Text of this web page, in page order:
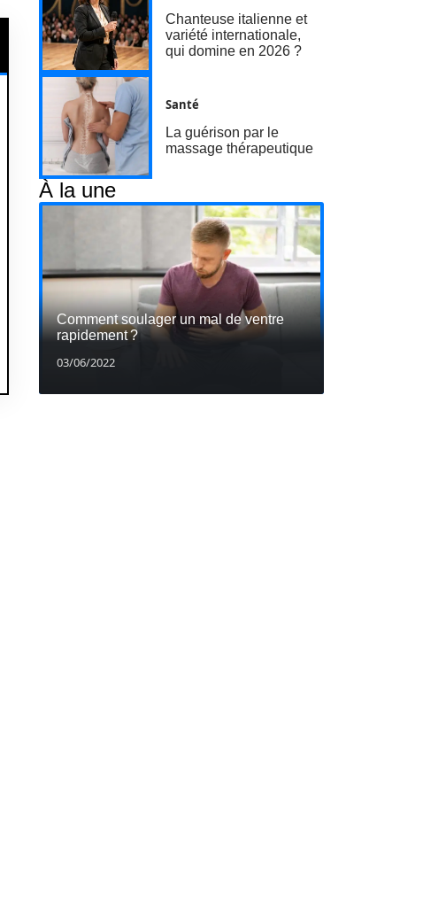
Chanteuse italienne et
variété internationale,
qui domine en 2026 ?
Santé
La guérison par le
massage thérapeutique
À la une
Comment soulager un mal de ventre
rapidement ?
03/06/2022